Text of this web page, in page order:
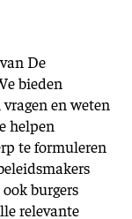
De
bieden
en weten
helpen
te formuleren
burgers
relevante